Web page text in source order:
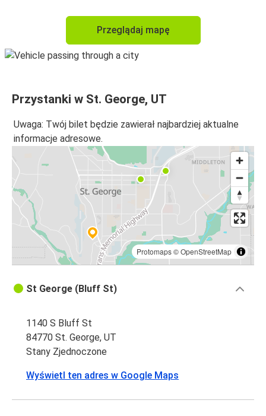
Przeglądaj mapę
Przystanki w St. George, UT
Uwaga: Twój bilet będzie zawierał najbardziej aktualne
informacje adresowe.
Protomaps©OpenStreetMap
St George (Bluff St)
1140 S Bluff St
84770 St. George, UT
Stany Zjednoczone
Wyświetl ten adres w Google Maps